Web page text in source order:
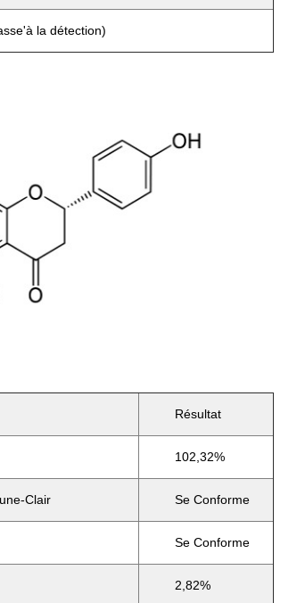
la détection)
Résultat
102,32%
Clair Se Conforme
Se Conforme
2,82%